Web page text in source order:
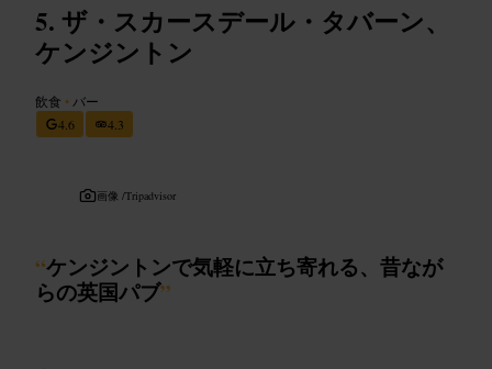
ザ・スカースデール・タバーン、
ケンジントン
飲食 • バー
4.6
4.3
画像 /Tripadvisor
“ケンジントンで気軽に立ち寄れる、昔なが
らの英国パブ”